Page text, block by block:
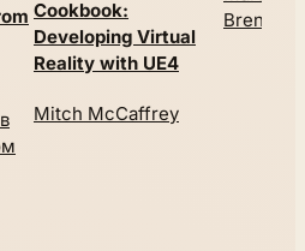
Cookbook:
Developing Virtual
Reality with UE4
Mitch McCaffrey
Brenden